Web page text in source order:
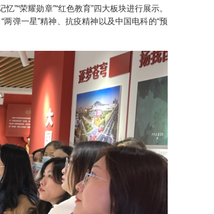
”“荣耀勋章”“红色教育”四大板块进行展示。
弹一星”精神、抗疫精神以及中国电科的“预